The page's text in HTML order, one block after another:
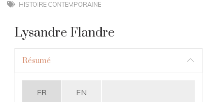
HISTOIRE CONTEMPORAINE
Lysandre Flandre
Résumé
FR EN